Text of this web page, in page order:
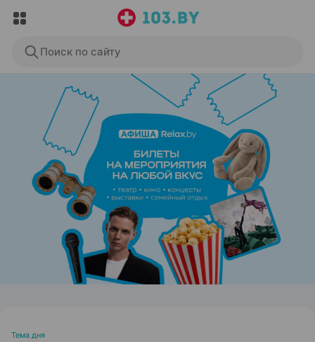
Поиск по сайту
ЭФФЕКТИВНАЯ РЕКЛАМА НА САЙТЕ
Тема дня